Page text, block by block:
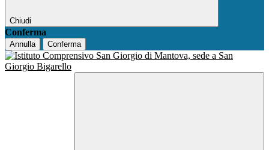
Chiudi
Conferma
Annulla Conferma